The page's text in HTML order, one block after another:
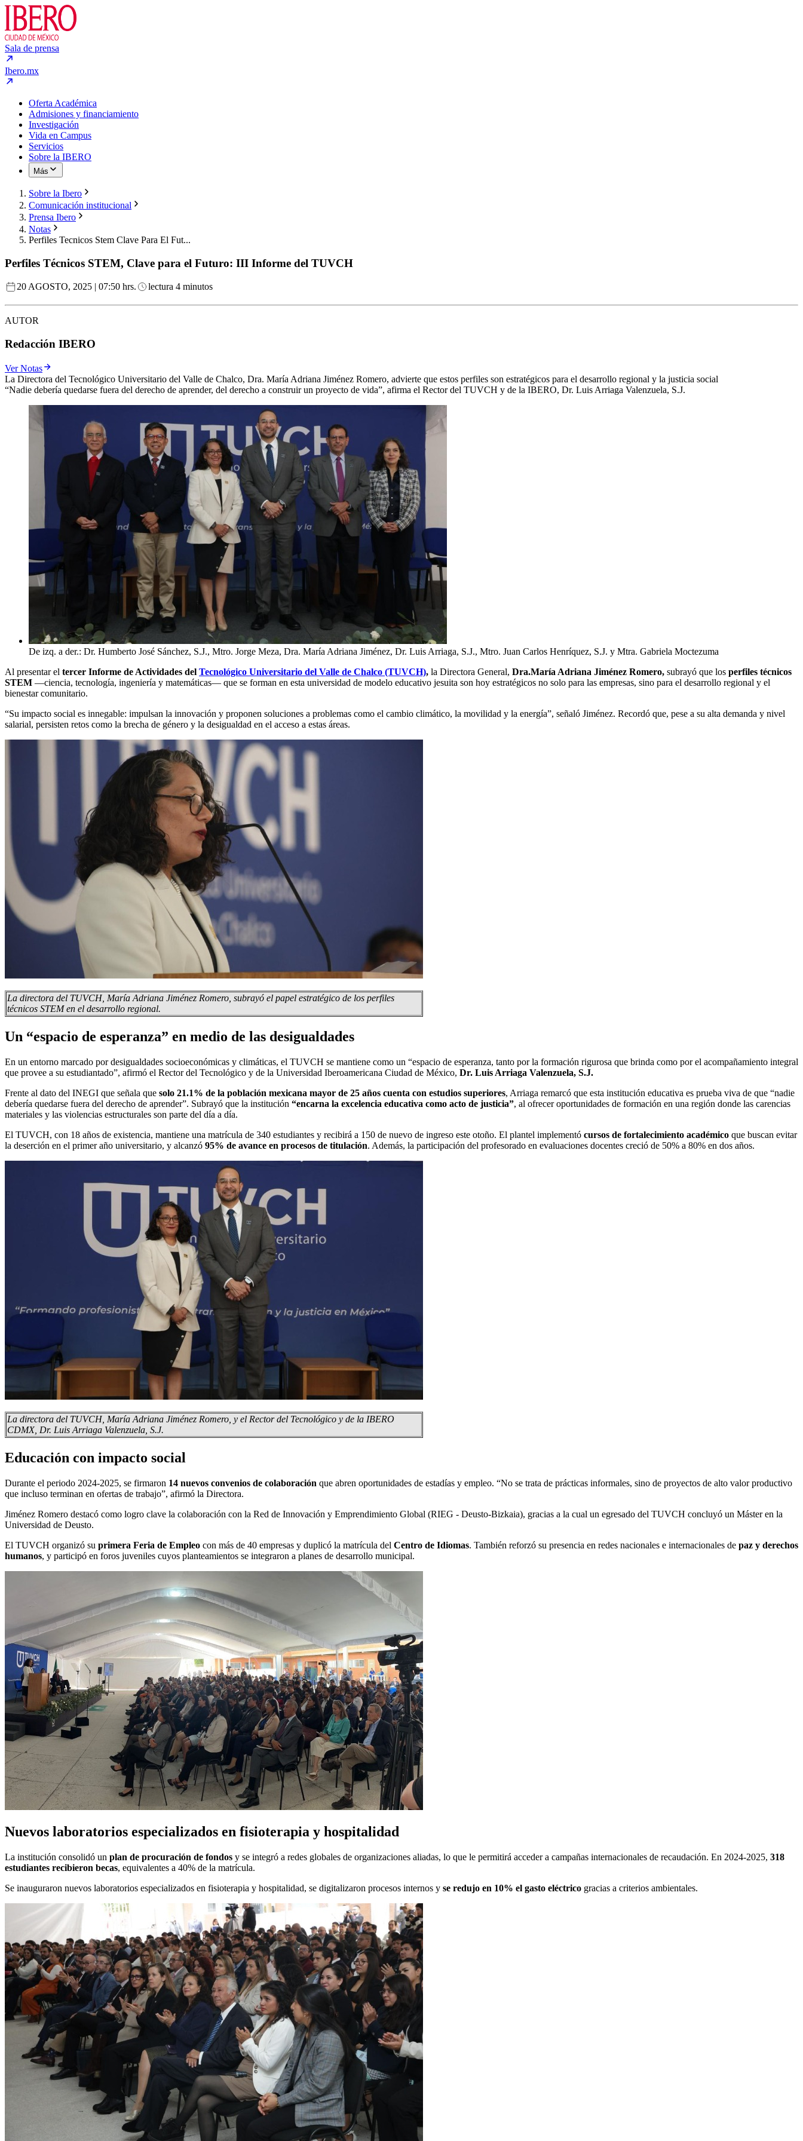
Sala de prensa
Ibero.mx
Oferta Académica
Admisiones y financiamiento
Investigación
Vida en Campus
Servicios
Sobre la IBERO
Más
Sobre la Ibero
Comunicación institucional
Prensa Ibero
Notas
Perfiles Tecnicos Stem Clave Para El Fut...
Perfiles Técnicos STEM, Clave para el Futuro: III Informe del TUVCH
20 AGOSTO, 2025 | 07:50 hrs. lectura 4 minutos
AUTOR
Redacción IBERO
Ver Notas
La Directora del Tecnológico Universitario del Valle de Chalco, Dra. María Adriana Jiménez Romero, advierte que estos perfiles son estratégicos para el desarrollo regional y la justicia social
“Nadie debería quedarse fuera del derecho de aprender, del derecho a construir un proyecto de vida”, afirma el Rector del TUVCH y de la IBERO, Dr. Luis Arriaga Valenzuela, S.J.
De izq. a der.: Dr. Humberto José Sánchez, S.J., Mtro. Jorge Meza, Dra. María Adriana Jiménez, Dr. Luis Arriaga, S.J., Mtro. Juan Carlos Henríquez, S.J. y Mtra. Gabriela Moctezuma
Al presentar el tercer Informe de Actividades del Tecnológico Universitario del Valle de Chalco (TUVCH), la Directora General, Dra.María Adriana Jiménez Romero, subrayó que los perfiles técnicos
STEM —ciencia, tecnología, ingeniería y matemáticas— que se forman en esta universidad de modelo educativo jesuita son hoy estratégicos no solo para las empresas, sino para el desarrollo regional y el
bienestar comunitario.
“Su impacto social es innegable: impulsan la innovación y proponen soluciones a problemas como el cambio climático, la movilidad y la energía”, señaló Jiménez. Recordó que, pese a su alta demanda y nivel
salarial, persisten retos como la brecha de género y la desigualdad en el acceso a estas áreas.
La directora del TUVCH, María Adriana Jiménez Romero, subrayó el papel estratégico de los perfiles
técnicos STEM en el desarrollo regional.
Un “espacio de esperanza” en medio de las desigualdades
En un entorno marcado por desigualdades socioeconómicas y climáticas, el TUVCH se mantiene como un “espacio de esperanza, tanto por la formación rigurosa que brinda como por el acompañamiento integral
que provee a su estudiantado”, afirmó el Rector del Tecnológico y de la Universidad Iberoamericana Ciudad de México, Dr. Luis Arriaga Valenzuela, S.J.
Frente al dato del INEGI que señala que solo 21.1% de la población mexicana mayor de 25 años cuenta con estudios superiores, Arriaga remarcó que esta institución educativa es prueba viva de que “nadie
debería quedarse fuera del derecho de aprender”. Subrayó que la institución “encarna la excelencia educativa como acto de justicia”, al ofrecer oportunidades de formación en una región donde las carencias
materiales y las violencias estructurales son parte del día a día.
El TUVCH, con 18 años de existencia, mantiene una matrícula de 340 estudiantes y recibirá a 150 de nuevo de ingreso este otoño. El plantel implementó cursos de fortalecimiento académico que buscan evitar
la deserción en el primer año universitario, y alcanzó 95% de avance en procesos de titulación. Además, la participación del profesorado en evaluaciones docentes creció de 50% a 80% en dos años.
La directora del TUVCH, María Adriana Jiménez Romero, y el Rector del Tecnológico y de la IBERO
CDMX, Dr. Luis Arriaga Valenzuela, S.J.
Educación con impacto social
Durante el periodo 2024-2025, se firmaron 14 nuevos convenios de colaboración que abren oportunidades de estadías y empleo. “No se trata de prácticas informales, sino de proyectos de alto valor productivo
que incluso terminan en ofertas de trabajo”, afirmó la Directora.
Jiménez Romero destacó como logro clave la colaboración con la Red de Innovación y Emprendimiento Global (RIEG - Deusto-Bizkaia), gracias a la cual un egresado del TUVCH concluyó un Máster en la
Universidad de Deusto.
El TUVCH organizó su primera Feria de Empleo con más de 40 empresas y duplicó la matrícula del Centro de Idiomas. También reforzó su presencia en redes nacionales e internacionales de paz y derechos
humanos, y participó en foros juveniles cuyos planteamientos se integraron a planes de desarrollo municipal.
Nuevos laboratorios especializados en fisioterapia y hospitalidad
La institución consolidó un plan de procuración de fondos y se integró a redes globales de organizaciones aliadas, lo que le permitirá acceder a campañas internacionales de recaudación. En 2024-2025, 318
estudiantes recibieron becas, equivalentes a 40% de la matrícula.
Se inauguraron nuevos laboratorios especializados en fisioterapia y hospitalidad, se digitalizaron procesos internos y se redujo en 10% el gasto eléctrico gracias a criterios ambientales.